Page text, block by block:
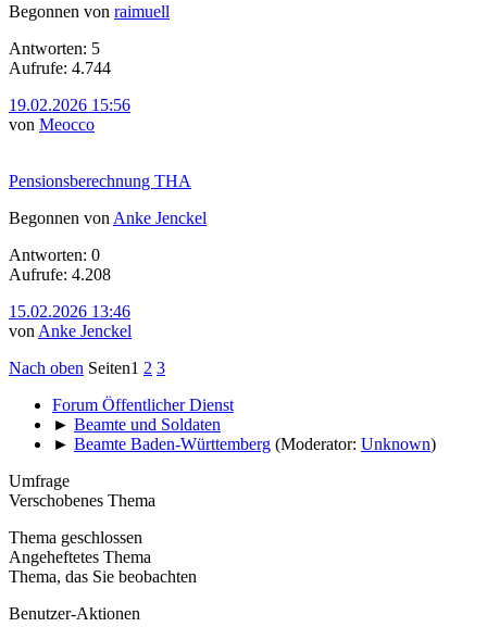
Begonnen von raimuell
Antworten: 5
Aufrufe: 4.744
19.02.2026 15:56
von Meocco
Pensionsberechnung THA
Begonnen von Anke Jenckel
Antworten: 0
Aufrufe: 4.208
15.02.2026 13:46
von Anke Jenckel
Nach oben Seiten1 2 3
Forum Öffentlicher Dienst
► Beamte und Soldaten
► Beamte Baden-Württemberg (Moderator: Unknown)
Umfrage
Verschobenes Thema
Thema geschlossen
Angeheftetes Thema
Thema, das Sie beobachten
Benutzer-Aktionen